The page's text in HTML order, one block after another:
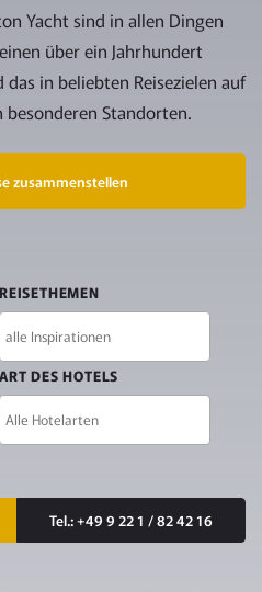
Yacht sind in allen Dingen
über ein Jahrhundert
in beliebten Reisezielen auf
besonderen Standorten.
zusammenstellen
REISETHEMEN
ART DES HOTELS
Tel.: +49 9 22 1 / 82 42 16